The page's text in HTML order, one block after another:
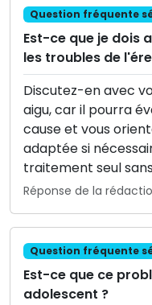
Question fréquente
Est-ce que je dois
les troubles de
Discutez-en avec
aigu, car il pourra
cause et vous
adaptée si
traitement seul
Réponse de la
Question fréquente
Est-ce que ce
adolescent ?